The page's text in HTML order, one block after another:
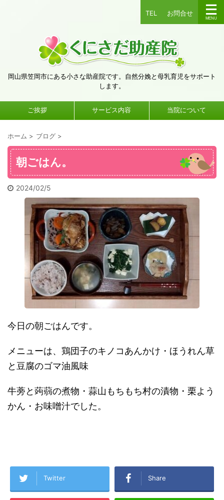
TEL お問合せ
岡山県笠岡市にある小さな助産院です。自然分娩と母乳育児をサポート
します。
ご挨拶 サービス内容 当院について
ホーム > ブログ >
朝ごはん。
2024/02/5
今日の朝ごはんです。
メニューは、鶏団子のキノコあんかけ・ほうれん草
と豆腐のゴマ油風味
牛蒡と蒟蒻の煮物・蒜山もちもち村の漬物・栗よう
かん・お味噌汁でした。
Twitter Share